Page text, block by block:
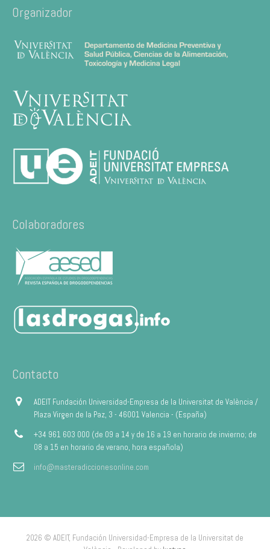
Organizador
Colaboradores
Contacto
ADEIT Fundación Universidad-Empresa de la Universitat de València /
Plaza Virgen de la Paz, 3 - 46001 Valencia - (España)
+34 961 603 000 (de 09 a 14 y de 16 a 19 en horario de invierno; de
08 a 15 en horario de verano, hora española)
info@masteradiccionesonline.com
2026 © ADEIT, Fundación Universidad-Empresa de la Universitat de